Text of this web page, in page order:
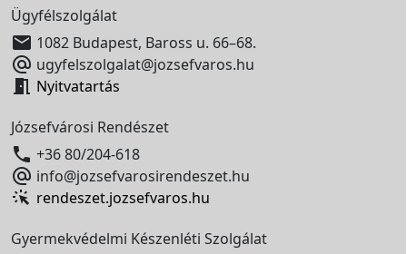
Ügyfélszolgálat
 1082 Budapest, Baross u. 66–68.
 ugyfelszolgalat@jozsefvaros.hu
 Nyitvatartás
Józsefvárosi Rendészet
 +36 80/204-618
 info@jozsefvarosirendeszet.hu
rendeszet.jozsefvaros.hu
Gyermekvédelmi Készenléti Szolgálat